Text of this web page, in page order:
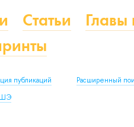
Статьи
Главы
публикаций Расширенный